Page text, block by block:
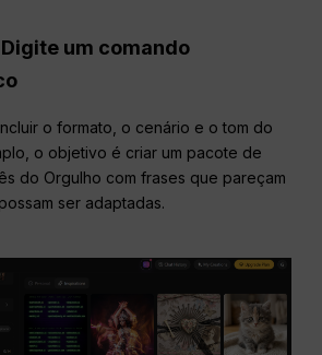
Digite um comando
o formato, o cenário e o tom do
o objetivo é criar um pacote de
do Orgulho com frases que pareçam
ser adaptadas.